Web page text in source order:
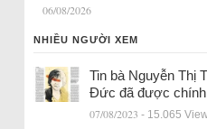
06/08/2026
NHIỀU NGƯỜI XEM
Tin bà Nguyễn Thị
Đức đã được
07/08/2023 - 15.065